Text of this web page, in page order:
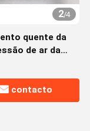
2/4
quente da
de ar da
contacto